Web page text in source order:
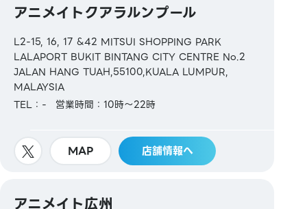
アニメイトクアラルンプール
L2-15, 16, 17 &42 MITSUI SHOPPING PARK
LALAPORT BUKIT BINTANG CITY CENTRE No.2
JALAN HANG TUAH,55100,KUALA LUMPUR,
MALAYSIA
TEL：-
営業時間：10時～22時
MAP 店舗情報へ
アニメイト広州